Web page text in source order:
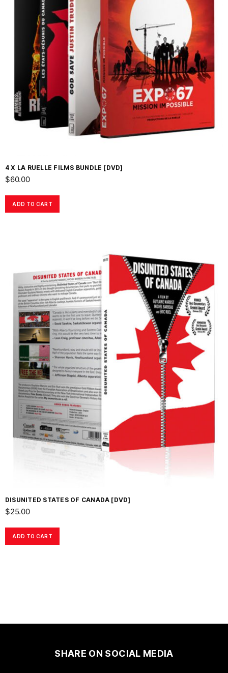
4 X LA RUELLE FILMS BUNDLE [DVD]
$60.00
ADD TO CART
DISUNITED STATES OF CANADA [DVD]
$25.00
ADD TO CART
SHARE ON SOCIAL MEDIA